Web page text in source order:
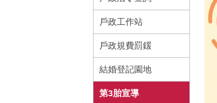
戶政工作站
戶政規費罰鍰
結婚登記園地
第3胎宣導